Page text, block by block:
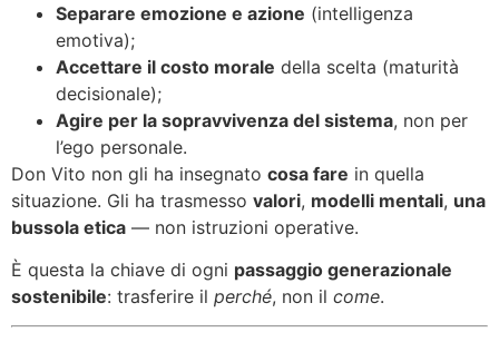
Separare emozione e azione (intelligenza
emotiva);
Accettare il costo morale della scelta (maturità
decisionale);
Agire per la sopravvivenza del sistema, non per
l’ego personale.
Don Vito non gli ha insegnato cosa fare in quella
situazione. Gli ha trasmesso valori, modelli mentali, una
bussola etica — non istruzioni operative.
È questa la chiave di ogni passaggio generazionale
sostenibile: trasferire il perché, non il come.